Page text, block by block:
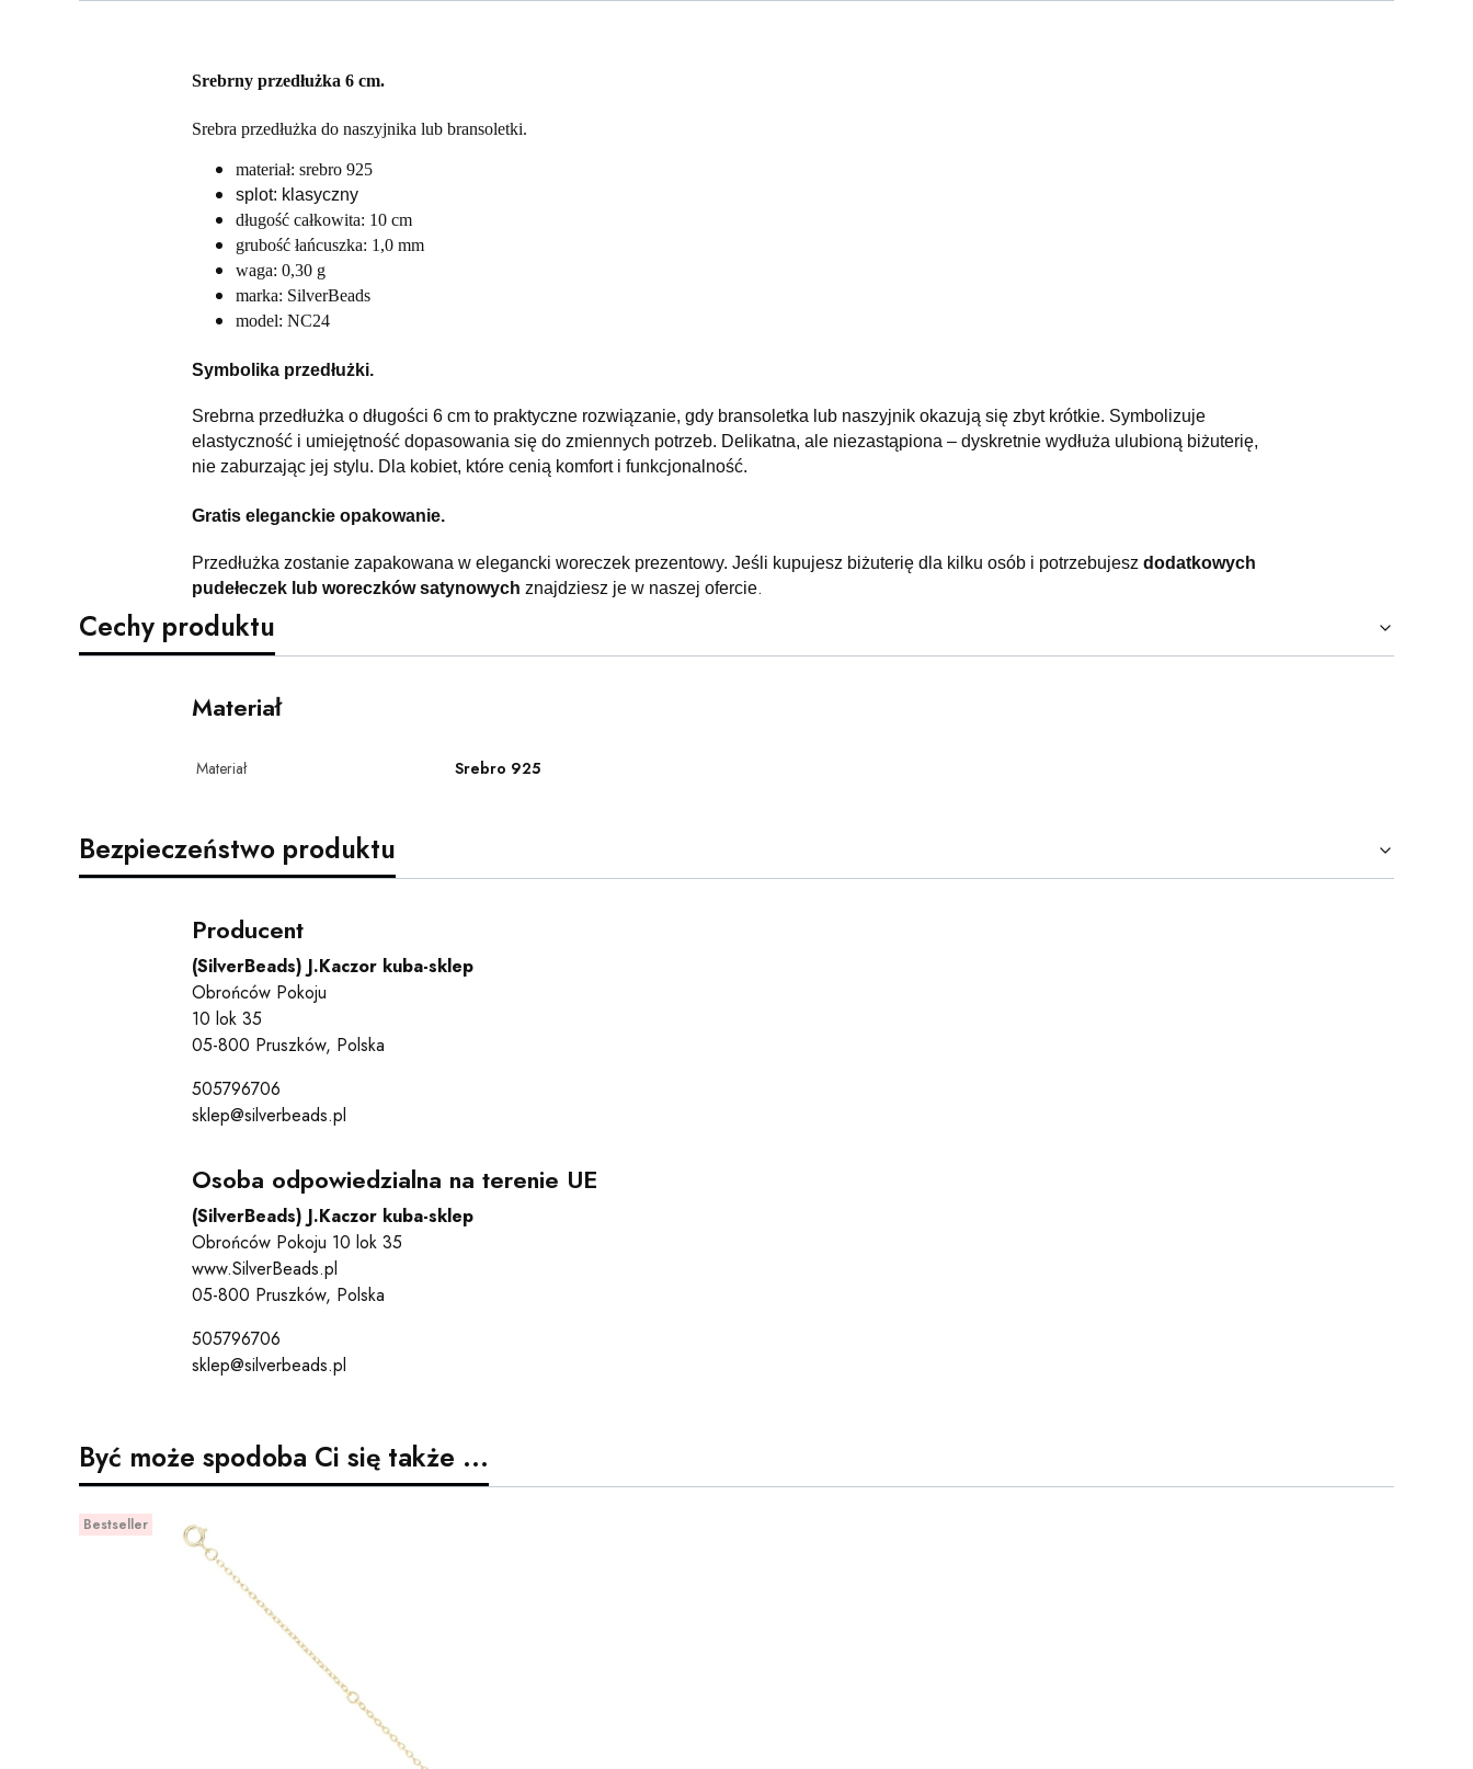
Srebrny przedłużka 6 cm.
Srebra przedłużka do naszyjnika lub bransoletki.
materiał: srebro 925
splot: klasyczny
długość całkowita: 10 cm
grubość łańcuszka: 1,0 mm
waga: 0,30 g
marka: SilverBeads
model: NC24
Symbolika przedłużki.
Srebrna przedłużka o długości 6 cm to praktyczne rozwiązanie, gdy bransoletka lub naszyjnik okazują się zbyt krótkie. Symbolizuje
elastyczność i umiejętność dopasowania się do zmiennych potrzeb. Delikatna, ale niezastąpiona – dyskretnie wydłuża ulubioną biżuterię,
nie zaburzając jej stylu. Dla kobiet, które cenią komfort i funkcjonalność.
Gratis eleganckie opakowanie.
Przedłużka zostanie zapakowana w elegancki woreczek prezentowy. Jeśli kupujesz biżuterię dla kilku osób i potrzebujesz dodatkowych
pudełeczek lub woreczków satynowych znajdziesz je w naszej ofercie.
Cechy produktu
Materiał
Materiał Srebro 925
Bezpieczeństwo produktu
Producent
(SilverBeads) J.Kaczor kuba-sklep
Obrońców Pokoju
10 lok 35
05-800 Pruszków, Polska
505796706
sklep@silverbeads.pl
Osoba odpowiedzialna na terenie UE
(SilverBeads) J.Kaczor kuba-sklep
Obrońców Pokoju 10 lok 35
www.SilverBeads.pl
05-800 Pruszków, Polska
505796706
sklep@silverbeads.pl
Być może spodoba Ci się także ...
Bestseller